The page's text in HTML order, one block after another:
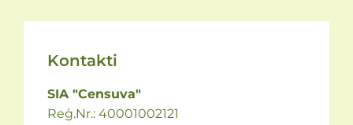
Kontakti
SIA "Censuva"
Reģ.Nr.: 40001002121